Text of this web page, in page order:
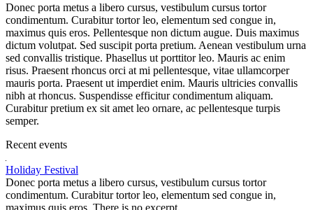
Donec porta metus a libero cursus, vestibulum cursus tortor
condimentum. Curabitur tortor leo, elementum sed congue in,
maximus quis eros. Pellentesque non dictum augue. Duis maximus
dictum volutpat. Sed suscipit porta pretium. Aenean vestibulum urna
sed convallis tristique. Phasellus ut porttitor leo. Mauris ac enim
risus. Praesent rhoncus orci at mi pellentesque, vitae ullamcorper
mauris porta. Praesent ut imperdiet enim. Mauris ultricies convallis
nibh at rhoncus. Suspendisse efficitur condimentum aliquam.
Curabitur pretium ex sit amet leo ornare, ac pellentesque turpis
semper.
Recent events
Holiday Festival
Donec porta metus a libero cursus, vestibulum cursus tortor
condimentum. Curabitur tortor leo, elementum sed congue in,
maximus quis eros. There is no excerpt.